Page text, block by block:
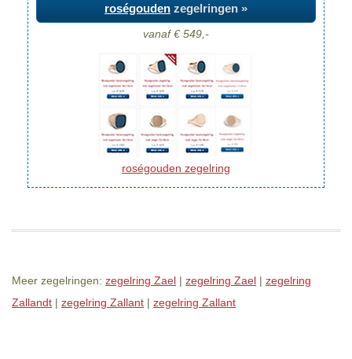
roségouden zegelringen »
vanaf € 549,-
roségouden zegelring
Meer zegelringen: zegelring Zael | zegelring Zael | zegelring
Zallandt | zegelring Zallant | zegelring Zallant